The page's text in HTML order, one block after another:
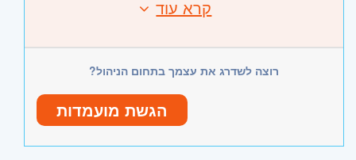
אסטרטגיים, תוך בניית מערכות יחסים
ייצוג החברה, הנגשת מידע מקצועי ומתן
מענה בנושאי תפעול, תקלות וביצועים.
הכנה והצגה של דוחות תקופתיים (תפעוליים
ופיננסיים) בשיתוף מנהל הכספים.
ייזום וניהול ישיבות שותפים, הכנת מצגות
הנדסה / משפטים – חובה.
ניסיון מקצועי והיכרות עם תחום האנרגיה
ניסיון בניהול נכסים (Asset Management)
באנרגיה מתחדשת – יתרון משמעותי.
קרא עוד
רוצה לשדרג את עצמך בתחום הניהול?
הגשת מועמדות